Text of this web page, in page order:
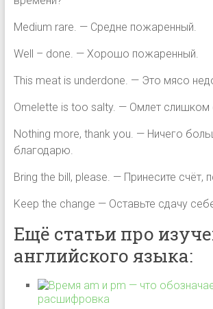
Medium rare. — Средне пожаренный.
Well – done. — Хорошо пожаренный.
This meat is underdone. — Это мясо
Omelette is too salty. — Омлет слишком
Nothing more, thank you. — Ничего
благодарю.
Bring the bill, please. — Принесите счёт,
Keep the change — Оставьте сдачу
Ещё статьи про
английского языка: